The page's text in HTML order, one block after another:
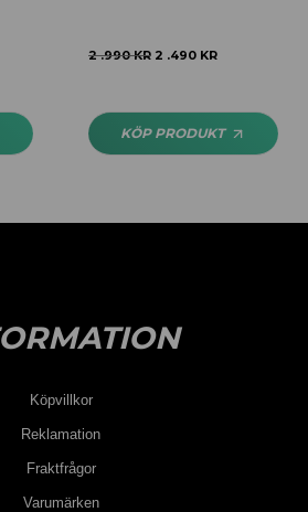
2 .990KR 2 .490 KR
KÖP PRODUKT
Köpvillkor
Reklamation
Fraktfrågor
Varumärken